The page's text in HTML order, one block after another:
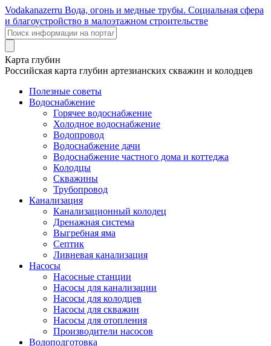
Vodakanazerru Вода, огонь и медные трубы. Социальная сфера
и благоустройство в малоэтажном строительстве
Карта глубин
Российская карта глубин артезианских скважин и колодцев
Полезные советы
Водоснабжение
Горячее водоснабжение
Холодное водоснабжение
Водопровод
Водоснабжение дачи
Водоснабжение частного дома и коттеджа
Колодцы
Скважины
Трубопровод
Канализация
Канализационный колодец
Дренажная система
Выгребная яма
Септик
Ливневая канализация
Насосы
Насосные станции
Насосы для канализации
Насосы для колодцев
Насосы для скважин
Насосы для отопления
Производители насосов
Водоподготовка